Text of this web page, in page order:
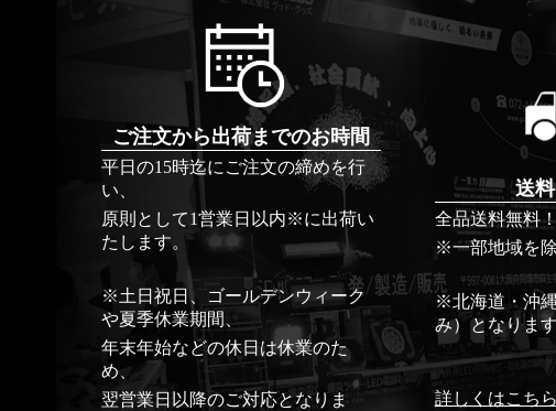
ご注文から出荷までのお時間
平日の15時迄にご注文の締めを行
い、
原則として1営業日以内※に出荷い
たします。
※土日祝日、ゴールデンウィーク
や夏季休業期間、
年末年始などの休日は休業のた
め、
翌営業日以降のご対応となりま
送
全品送料無料！
※一部地域を除
※北海道・沖
み）となります
詳しくはこちら